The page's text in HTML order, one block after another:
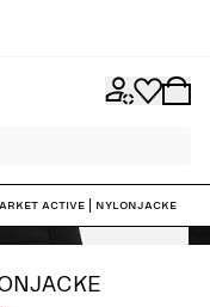
ARKET ACTIVE | Nylonjacke